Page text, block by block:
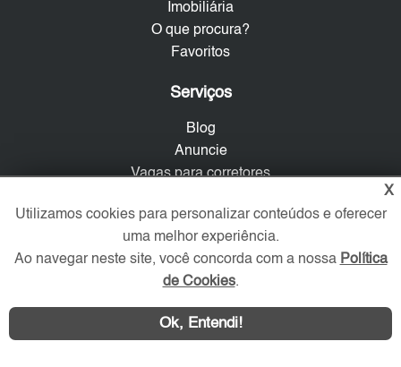
Imobiliária
O que procura?
Favoritos
Serviços
Blog
Anuncie
Vagas para corretores
Sobre nós
Contato
Política de Privacidade
Trabalhe Conosco
X
Utilizamos cookies para personalizar conteúdos e oferecer
uma melhor experiência.
Ao navegar neste site, você concorda com a nossa Política
de Cookies.
Ok, Entendi!